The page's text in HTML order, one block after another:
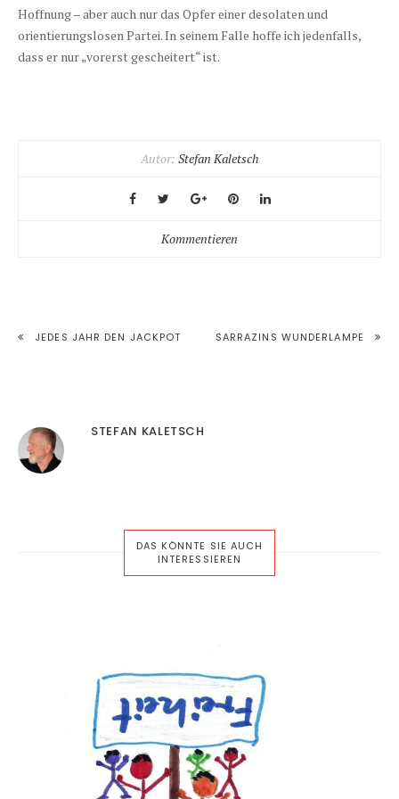
Hoffnung – aber auch nur das Opfer einer desolaten und
orientierungslosen Partei. In seinem Falle hoffe ich jedenfalls,
dass er nur „vorerst gescheitert“ ist.
Autor: Stefan Kaletsch
Kommentieren
BEITRAGSNAVIGATION
SARRAZINS WUNDERLAMPE
JEDES JAHR DEN JACKPOT
STEFAN KALETSCH
DAS KÖNNTE SIE AUCH
INTERESSIEREN